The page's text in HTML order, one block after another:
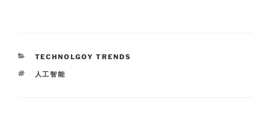
CATEGORIES
TECHNOLGOY TRENDS
TAGS
人工智能